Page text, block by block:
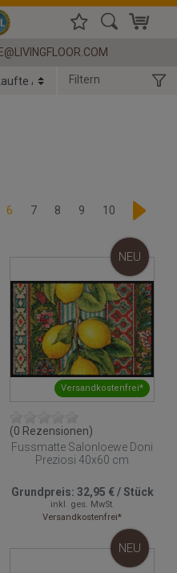
Filtern
6 7 8 9 10
Versandkostenfrei*
NEU
(0 Rezensionen)
Fussmatte Salonloewe Doni
Preziosi 40x60 cm
Grundpreis: 32,95 €/Stück
inkl. ges. MwSt.
Versandkostenfrei*
NEU